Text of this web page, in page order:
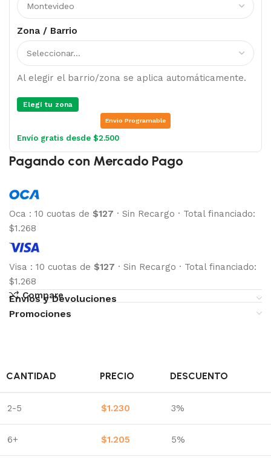
Zona / Barrio
Al elegir el barrio/zona se aplica automáticamente.
Elegí tu zona
Envio Programable
Envío gratis desde $2.500
Pagando con Mercado Pago
Oca : 10 cuotas de $127 · Sin Recargo · Total financiado:
$1.268
Visa : 10 cuotas de $127 · Sin Recargo · Total financiado:
$1.268
Compare
Envíos y Devoluciones
Promociones
CANTIDAD PRECIO DESCUENTO
2-5 $1.230 3%
6+ $1.205 5%